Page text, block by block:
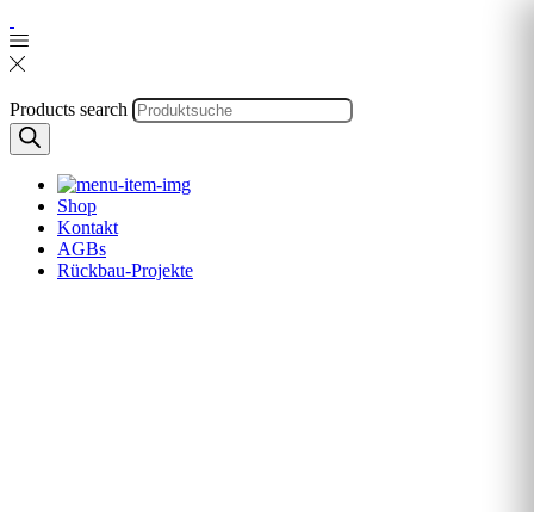
Products search
Shop
Kontakt
AGBs
Rückbau-Projekte